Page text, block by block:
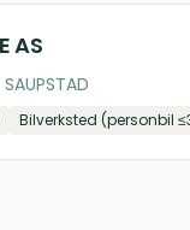
AS
Bilverksted (personbil